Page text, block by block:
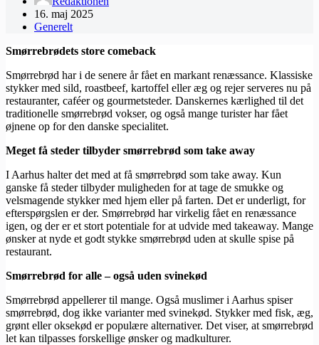
16. maj 2025
Generelt
Smørrebrødets store comeback
Smørrebrød har i de senere år fået en markant renæssance. Klassiske
stykker med sild, roastbeef, kartoffel eller æg og rejer serveres nu på
restauranter, caféer og gourmetsteder. Danskernes kærlighed til det
traditionelle smørrebrød vokser, og også mange turister har fået
øjnene op for den danske specialitet.
Meget få steder tilbyder smørrebrød som take away
I Aarhus halter det med at få smørrebrød som take away. Kun
ganske få steder tilbyder muligheden for at tage de smukke og
velsmagende stykker med hjem eller på farten. Det er underligt, for
efterspørgslen er der. Smørrebrød har virkelig fået en renæssance
igen, og der er et stort potentiale for at udvide med takeaway. Mange
ønsker at nyde et godt stykke smørrebrød uden at skulle spise på
restaurant.
Smørrebrød for alle – også uden svinekød
Smørrebrød appellerer til mange. Også muslimer i Aarhus spiser
smørrebrød, dog ikke varianter med svinekød. Stykker med fisk, æg,
grønt eller oksekød er populære alternativer. Det viser, at smørrebrød
let kan tilpasses forskellige ønsker og madkulturer.